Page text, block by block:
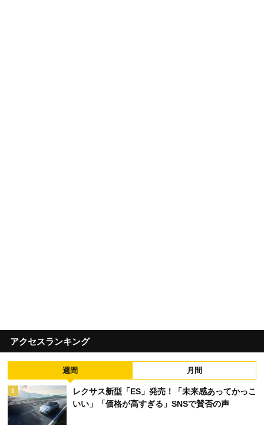
アクセスランキング
週間 月間
1
レクサス新型「ES」発売！「未来感あってかっこ
いい」「価格が高すぎる」SNSで賛否の声